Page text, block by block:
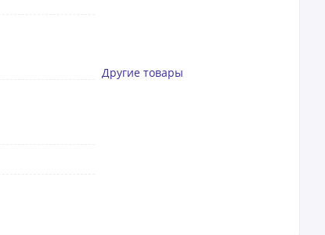
Другие товары